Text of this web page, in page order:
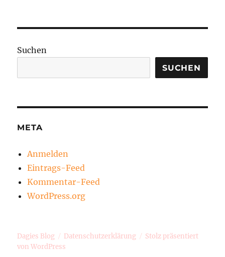
Suchen
SUCHEN
META
Anmelden
Eintrags-Feed
Kommentar-Feed
WordPress.org
Dagies Blog Datenschutzerklärung
Stolz präsentiert
von WordPress